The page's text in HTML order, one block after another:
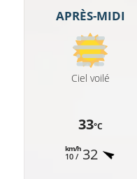
APRÈS-MIDI
Ciel voilé
33°C
10 /
km/h 32